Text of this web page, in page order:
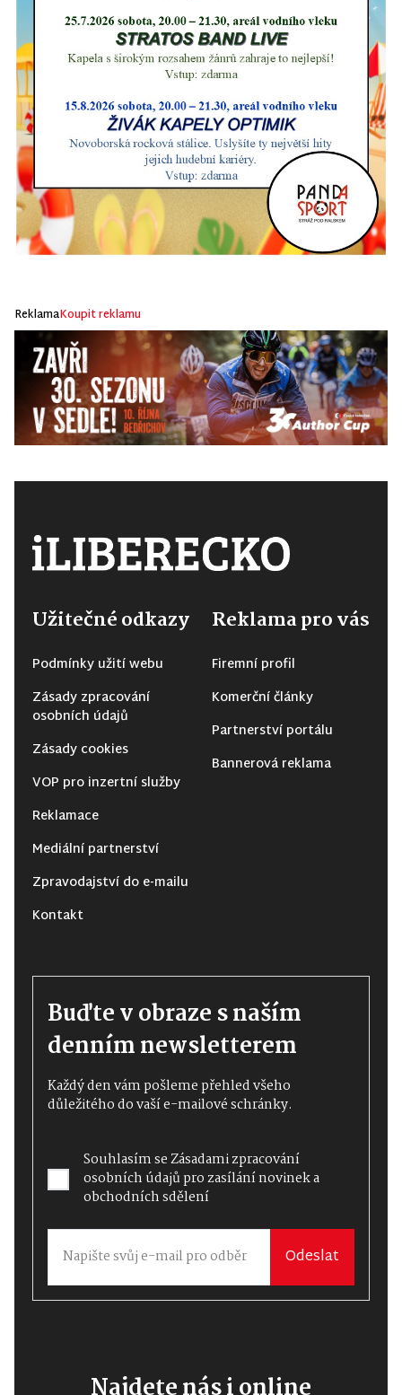
ReklamaKoupit reklamu
Užitečné odkazy
Podmínky užití webu
Zásady zpracování
osobních údajů
Zásady cookies
VOP pro inzertní služby
Reklamace
Mediální partnerství
Zpravodajství do e-mailu
Kontakt
Reklama pro vás
Firemní profil
Komerční články
Partnerství portálu
Bannerová reklama
Buďte v obraze s naším
denním newsletterem
Každý den vám pošleme přehled všeho
důležitého do vaší e-mailové schránky.
Souhlasím seZásadami zpracování
osobních údajůpro zasílání novinek a
obchodních sdělení
Odeslat